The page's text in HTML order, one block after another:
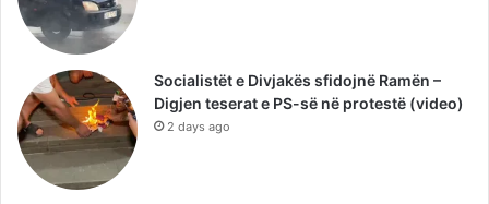
Socialistët e Divjakës sfidojnë Ramën –
Digjen teserat e PS-së në protestë (video)
2 days ago